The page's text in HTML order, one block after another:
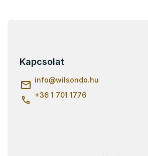
Kapcsolat
info@wilsondo.hu
+36 1 701 1776